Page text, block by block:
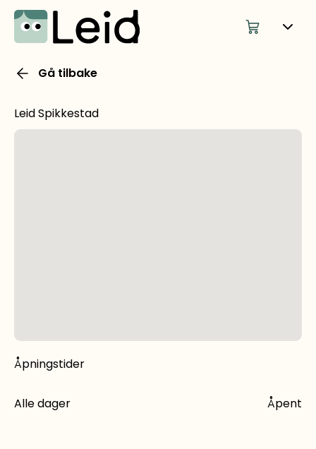
Gå tilbake
Leid Spikkestad
Åpningstider
Alle dager Åpent